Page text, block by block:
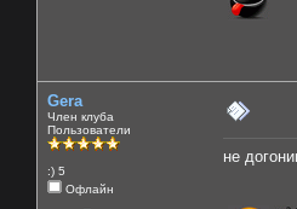
Gera
Член клуба
Пользователи
:) 5
Офлайн
не